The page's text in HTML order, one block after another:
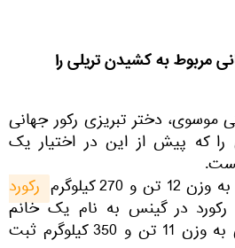
مربوط به کشیدن تریلی را
موسوی، دختر تبریزی رکور جهانی
که پیش از این در اختیار یک
کیلوگرم
در گینس به نام یک خانم
استرالیایی با حمل تریلی به وزن 11 تن و 350 کیلوگرم ثبت